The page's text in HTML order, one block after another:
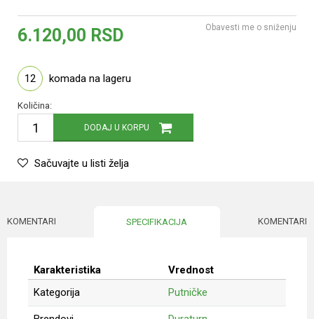
6.120,00 RSD Obavesti me o sniženju
12 komada na lageru
Količina:
DODAJ U KORPU
Sačuvajte u listi želja
KOMENTARI SPECIFIKACIJA KOMENTARI
Karakteristika
Vrednost
Kategorija
Putničke